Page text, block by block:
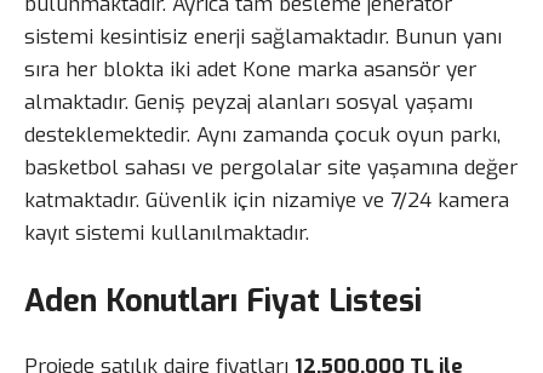
sistemi kesintisiz enerji sağlamaktadır. Bunun yanı
sıra her blokta iki adet Kone marka asansör yer
almaktadır. Geniş peyzaj alanları sosyal yaşamı
desteklemektedir. Aynı zamanda çocuk oyun parkı,
basketbol sahası ve pergolalar site yaşamına değer
katmaktadır. Güvenlik için nizamiye ve 7/24 kamera
kayıt sistemi kullanılmaktadır.
Aden Konutları Fiyat Listesi
Projede satılık daire fiyatları 12.500.000 TL ile